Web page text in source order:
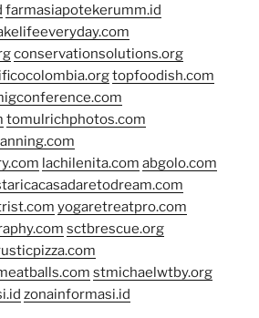
farmasiapotekerumm.id
conservationsolutions.org
topfoodish.com
tomulrichphotos.com
lachilenita.com abgolo.com
yogaretreatpro.com
sctbrescue.org
stmichaelwtby.org
zonainformasi.id